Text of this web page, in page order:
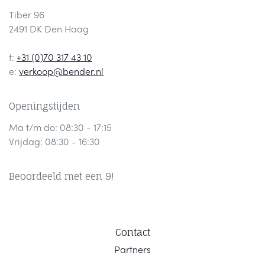
Tiber 96
2491 DK Den Haag
t: +31 (0)70 317 43 10
e: verkoop@bender.nl
Openingstijden
Ma t/m do: 08:30 - 17:15
Vrijdag: 08:30 - 16:30
Beoordeeld met een 9!
Contact
Partners